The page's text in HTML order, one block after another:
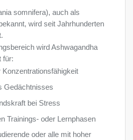
somnifera), auch als
wird seit Jahrhunderten
wird Ashwagandha
für:
Gedächtnisses
bei Stress
Trainings- oder Lernphasen
oder alle mit hoher